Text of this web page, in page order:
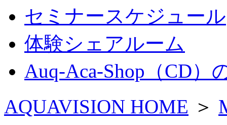
セミナースケジュール
体験シェアルーム
Auq-Aca-Shop（CD）
AQUAVISION HOME ＞